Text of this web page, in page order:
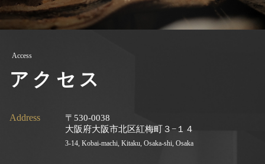
Access
アクセス
Address
〒530-0038
大阪府大阪市北区紅梅町３−１４
3-14, Kobai-machi, Kitaku, Osaka-shi, Osaka